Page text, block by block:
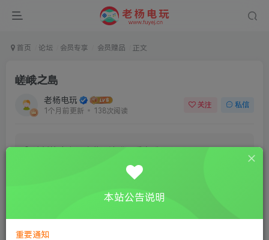
首页 论坛 会员专享 会员赠品 正文
嵯峨之島
老杨电玩
1个月前更新 138次阅读
关注 私信
登录后继续查看
本站公告说明
重要通知